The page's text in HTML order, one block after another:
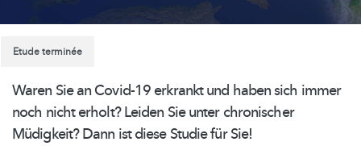
Etude terminée
Waren Sie an Covid-19 erkrankt und haben sich immer
noch nicht erholt? Leiden Sie unter chronischer
Müdigkeit? Dann ist diese Studie für Sie!